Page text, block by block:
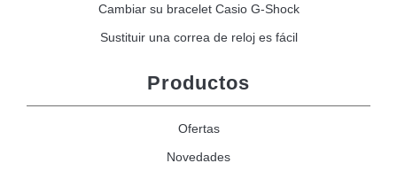
Cambiar su bracelet Casio G-Shock
Sustituir una correa de reloj es fácil
Productos
Ofertas
Novedades